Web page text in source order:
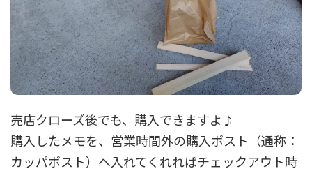
売店クローズ後でも、購入できますよ♪
購入したメモを、営業時間外の購入ポスト（通称：
カッパポスト）へ入れてくれればチェックアウト時